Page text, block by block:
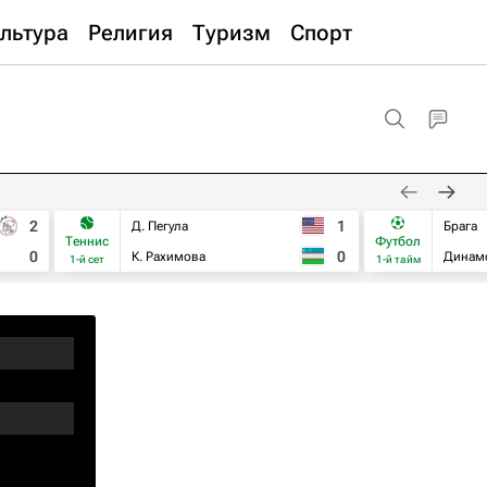
Религия Туризм Спорт
2
0
Теннис
1-й сет
Д. Пегула
К. Рахимова
1
0
Футбол
1-й тайм
Брага